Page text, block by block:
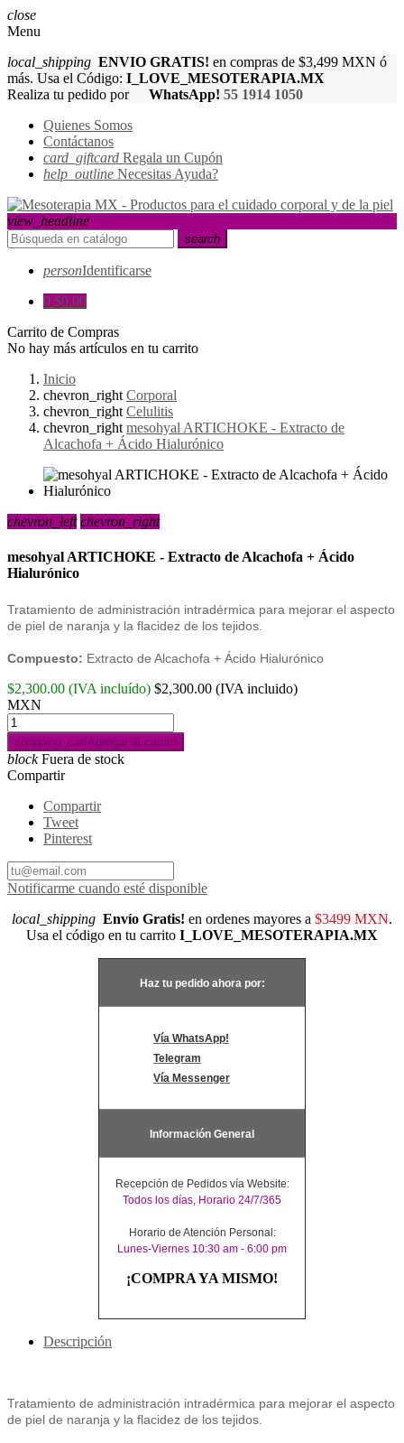
close
Menu
local_shipping ENVIO GRATIS! en compras de $3,499 MXN ó
más. Usa el Código: I_LOVE_MESOTERAPIA.MX
Realiza tu pedido por
WhatsApp! 55 1914 1050
Quienes Somos
Contáctanos
card_giftcard Regala un Cupón
help_outline Necesitas Ayuda?
view_headline
search
personIdentificarse
0 $0.00
Carrito de Compras
No hay más artículos en tu carrito
Inicio
chevron_right Corporal
chevron_right Celulitis
chevron_right mesohyal ARTICHOKE - Extracto de
Alcachofa + Ácido Hialurónico
chevron_left chevron_right
mesohyal ARTICHOKE - Extracto de Alcachofa + Ácido
Hialurónico
Tratamiento de administración intradérmica para mejorar el aspecto
de piel de naranja y la flacidez de los tejidos.
Compuesto: Extracto de Alcachofa + Ácido Hialurónico
$2,300.00 (IVA incluído) $2,300.00 (IVA incluido)
MXN
shopping_cartAgregar al carrito
blockFuera de stock
Compartir
Compartir
Tweet
Pinterest
Notificarme cuando esté disponible
local_shipping Envío Gratis! en ordenes mayores a $3499 MXN.
Usa el código en tu carrito I_LOVE_MESOTERAPIA.MX
Haz tu pedido ahora por:
Vía WhatsApp!
Telegram
Vía Messenger
Información General
Recepción de Pedidos vía Website:
Todos los días, Horario 24/7/365
Horario de Atención Personal:
Lunes-Viernes 10:30 am - 6:00 pm
¡COMPRA YA MISMO!
Descripción
Tratamiento de administración intradérmica para mejorar el aspecto
de piel de naranja y la flacidez de los tejidos.